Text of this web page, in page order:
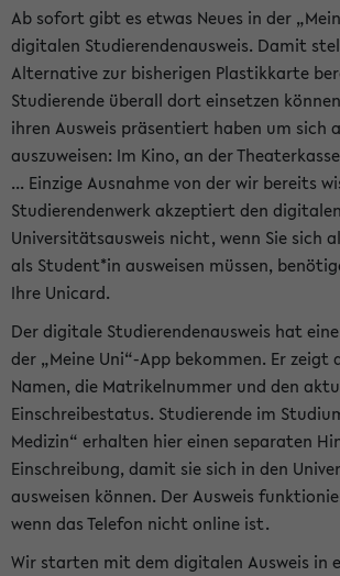
Ab sofort gibt es etwas Neues in der
digitalen Studierendenausweis. Damit
Alternative zur bisherigen Plastikkarte
Studierende überall dort einsetzen
ihren Ausweis präsentiert haben um sich
auszuweisen: Im Kino, an der
... Einzige Ausnahme von der wir bereits
Studierendenwerk akzeptiert den digitalen
Universitätsausweis nicht, wenn Sie sich
als Student*in ausweisen müssen,
Ihre Unicard.
Der digitale Studierendenausweis hat
der „Meine Uni“-App bekommen. Er zeigt
Namen, die Matrikelnummer und den
Einschreibestatus. Studierende im
Medizin“ erhalten hier einen separaten
Einschreibung, damit sie sich in den
ausweisen können. Der Ausweis
wenn das Telefon nicht online ist.
Wir starten mit dem digitalen Ausweis in